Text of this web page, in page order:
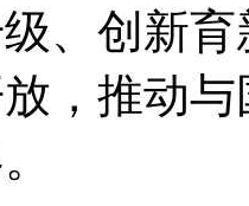
、创新
，推动